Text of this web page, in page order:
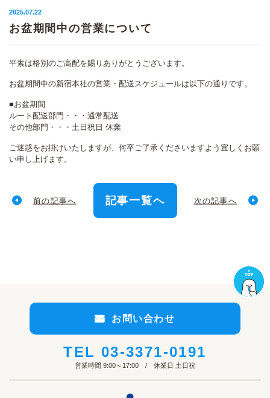
2025.07.22
お盆期間中の営業について
平素は格別のご高配を賜りありがとうございます。
お盆期間中の新宿本社の営業・配送スケジュールは以下の通りです。
■お盆期間
ルート配送部門・・・通常配送
その他部門・・・土日祝日 休業
ご迷惑をお掛けいたしますが、何卒ご了承くださいますよう宜しくお願
い申し上げます。
前の記事へ 記事一覧へ 次の記事へ
お問い合わせ
TEL 03-3371-0191
営業時間 9:00～17:00 / 休業日 土日祝